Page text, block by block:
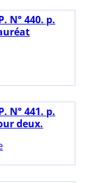
N° 440. p.
N° 441. p.
deux.